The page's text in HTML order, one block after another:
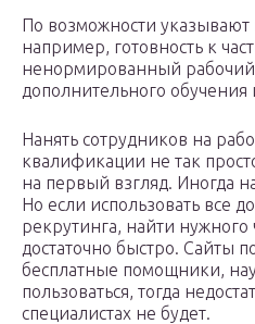
По возможности
например, готовность к
ненормированный
дополнительного обучения
Нанять сотрудников на
квалификации не так
на первый взгляд. Иногда
Но если использовать все
рекрутинга, найти
достаточно быстро. Сайты
бесплатные помощники,
пользоваться, тогда
специалистах не будет.